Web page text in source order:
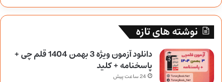
نوشته های تازه
دانلود آزمون ویژه 3 بهمن 1404 قلم چی +
پاسخنامه + کلید
24 ساعت پیش